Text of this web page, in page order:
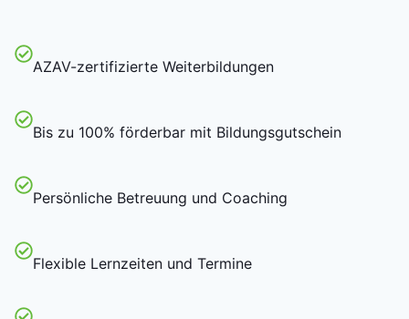
AZAV-zertifizierte Weiterbildungen
Bis zu 100% förderbar mit Bildungsgutschein
Persönliche Betreuung und Coaching
Flexible Lernzeiten und Termine